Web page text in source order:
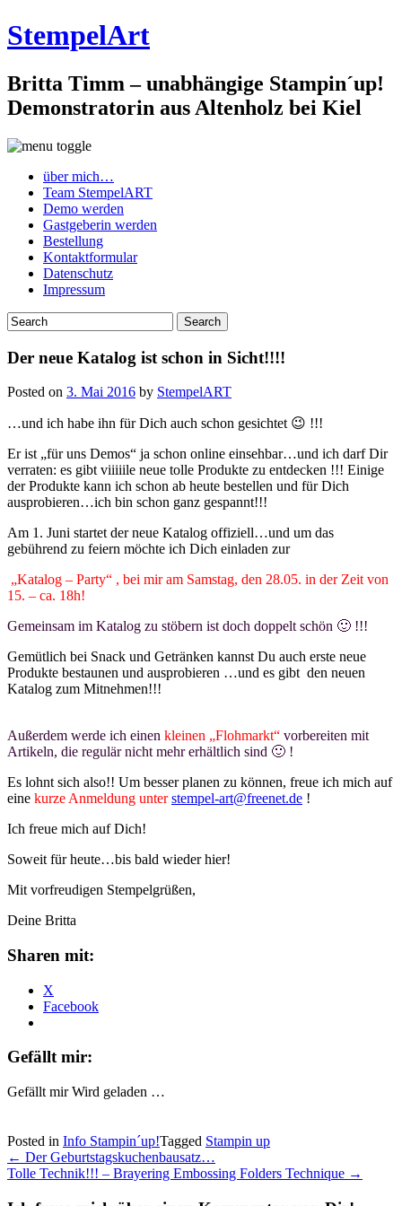
StempelArt
Britta Timm – unabhängige Stampin´up!
Demonstratorin aus Altenholz bei Kiel
über mich…
Team StempelART
Demo werden
Gastgeberin werden
Bestellung
Kontaktformular
Datenschutz
Impressum
Der neue Katalog ist schon in Sicht!!!!
Posted on 3. Mai 2016 by StempelART
…und ich habe ihn für Dich auch schon gesichtet 😉 !!!
Er ist „für uns Demos“ ja schon online einsehbar…und ich darf Dir
verraten: es gibt viiiiile neue tolle Produkte zu entdecken !!! Einige
der Produkte kann ich schon ab heute bestellen und für Dich
ausprobieren…ich bin schon ganz gespannt!!!
Am 1. Juni startet der neue Katalog offiziell…und um das
gebührend zu feiern möchte ich Dich einladen zur
„Katalog – Party“ , bei mir am Samstag, den 28.05. in der Zeit von
15. – ca. 18h!
Gemeinsam im Katalog zu stöbern ist doch doppelt schön 🙂 !!!
Gemütlich bei Snack und Getränken kannst Du auch erste neue
Produkte bestaunen und ausprobieren …und es gibt den neuen
Katalog zum Mitnehmen!!!
Außerdem werde ich einen kleinen „Flohmarkt“ vorbereiten mit
Artikeln, die regulär nicht mehr erhältlich sind 🙂 !
Es lohnt sich also!! Um besser planen zu können, freue ich mich auf
eine kurze Anmeldung unterstempel-art@freenet.de !
Ich freue mich auf Dich!
Soweit für heute…bis bald wieder hier!
Mit vorfreudigen Stempelgrüßen,
Deine Britta
Sharen mit:
X
Facebook
Gefällt mir:
Gefällt mir Wird geladen …
Posted in Info Stampin´up!Tagged Stampin up
Post
navigation
← Der Geburtstagskuchenbausatz…
Tolle Technik!!! – Brayering Embossing Folders Technique →